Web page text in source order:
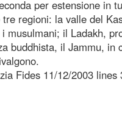
per estensione in
regioni: la valle del
musulmani; il Ladakh,
buddhista, il Jammu, in
Fides 11/12/2003 lines